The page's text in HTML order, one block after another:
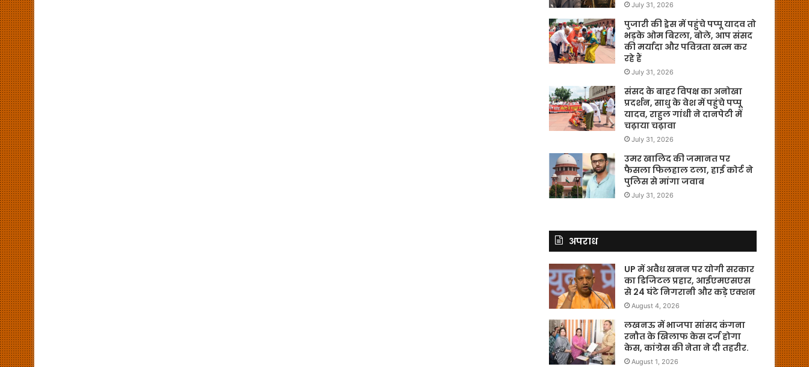
July 31, 2026
पुजारी की ड्रेस में पहुंचे पप्पू यादव तो
भड़के ओम बिरला, बोले, आप संसद
की मर्यादा और पवित्रता खत्म कर
रहे हैं
July 31, 2026
संसद के बाहर विपक्ष का अनोखा
प्रदर्शन, साधु के वेश में पहुंचे पप्पू
यादव, राहुल गांधी ने दानपेटी में
चढ़ाया चढ़ावा
July 31, 2026
उमर खालिद की जमानत पर
फैसला फिलहाल टला, हाई कोर्ट ने
पुलिस से मांगा जवाब
July 31, 2026
अपराध
UP में अवैध खनन पर योगी सरकार
का डिजिटल प्रहार, आईएमएसएस
से 24 घंटे निगरानी और कड़े एक्शन
August 4, 2026
लखनऊ में भाजपा सांसद कंगना
रनौत के खिलाफ केस दर्ज होगा
केस, कांग्रेस की नेता ने दी तहरीर.
August 1, 2026